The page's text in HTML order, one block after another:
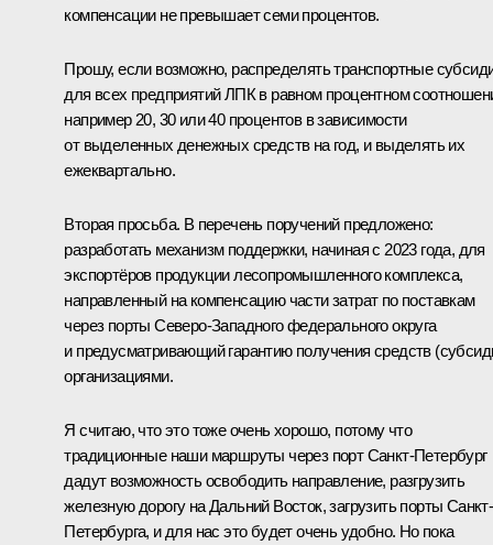
компенсации не превышает семи процентов.
Прошу, если возможно, распределять транспортные
для всех предприятий ЛПК в равном процентном
например 20, 30 или 40 процентов в зависимости
от выделенных денежных средств на год, и выделять их
ежеквартально.
Вторая просьба. В перечень поручений предложено:
разработать механизм поддержки, начиная с 2023 года, для
экспортёров продукции лесопромышленного комплекса,
направленный на компенсацию части затрат по поставкам
через порты Северо-Западного федерального округа
и предусматривающий гарантию получения средств
организациями.
Я считаю, что это тоже очень хорошо, потому что
традиционные наши маршруты через порт Санкт-Петербург
дадут возможность освободить направление, разгрузить
железную дорогу на Дальний Восток, загрузить порты Санкт-
Петербурга, и для нас это будет очень удобно. Но пока